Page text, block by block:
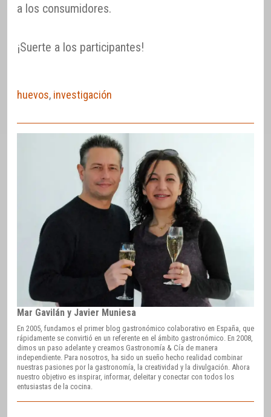
a los consumidores.
¡Suerte a los participantes!
huevos, investigación
Mar Gavilán y Javier Muniesa
En 2005, fundamos el primer blog gastronómico colaborativo en España, que
rápidamente se convirtió en un referente en el ámbito gastronómico. En 2008,
dimos un paso adelante y creamos Gastronomía & Cía de manera
independiente. Para nosotros, ha sido un sueño hecho realidad combinar
nuestras pasiones por la gastronomía, la creatividad y la divulgación. Ahora
nuestro objetivo es inspirar, informar, deleitar y conectar con todos los
entusiastas de la cocina.